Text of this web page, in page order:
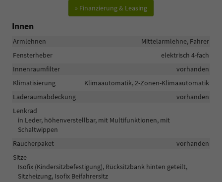
» Finanzierung & Leasing
Innen
Armlehnen
Mittelarmlehne, Fahrer
Fensterheber
elektrisch 4-fach
Innenraumfilter
vorhanden
Klimatisierung
Klimaautomatik, 2-Zonen-Klimaautomatik
Laderaumabdeckung
vorhanden
Lenkrad
in Leder, höhenverstellbar, mit Multifunktionen, mit
Schaltwippen
Raucherpaket
vorhanden
Sitze
Isofix (Kindersitzbefestigung), Rücksitzbank hinten geteilt,
Sitzheizung, Isofix Beifahrersitz